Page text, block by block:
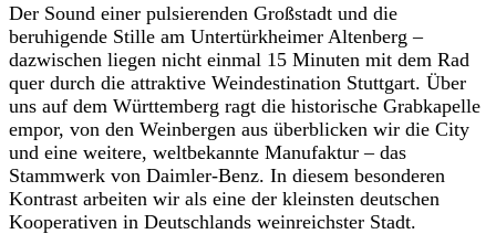
Der Sound einer pulsierenden Großstadt und die
beruhigende Stille am Untertürkheimer Altenberg –
dazwischen liegen nicht einmal 15 Minuten mit dem Rad
quer durch die attraktive Weindestination Stuttgart. Über
uns auf dem Württemberg ragt die historische Grabkapelle
empor, von den Weinbergen aus überblicken wir die City
und eine weitere, weltbekannte Manufaktur – das
Stammwerk von Daimler-Benz. In diesem besonderen
Kontrast arbeiten wir als eine der kleinsten deutschen
Kooperativen in Deutschlands weinreichster Stadt.